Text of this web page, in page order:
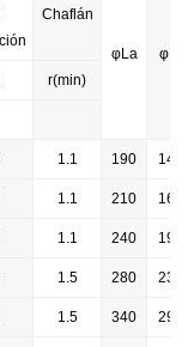
Chaflán
φLa
φLi
r(min)
1.1 190 145
1.1 210 165
1.1 240 195
1.5 280 235
1.5 340 295